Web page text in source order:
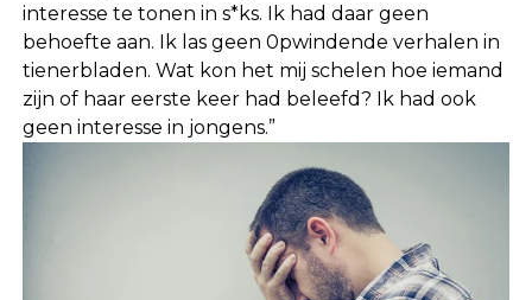
interesse te tonen in s*ks. Ik had daar geen
behoefte aan. Ik las geen 0pwindende verhalen in
tienerbladen. Wat kon het mij schelen hoe iemand
zijn of haar eerste keer had beleefd? Ik had ook
geen interesse in jongens.”